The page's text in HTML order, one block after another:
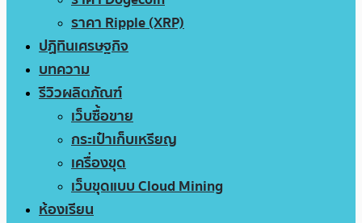
ราคา Ripple (XRP)
ปฏิทินเศรษฐกิจ
บทความ
รีวิวผลิตภัณฑ์
เว็บซื้อขาย
กระเป๋าเก็บเหรียญ
เครื่องขุด
เว็บขุดแบบ Cloud Mining
ห้องเรียน